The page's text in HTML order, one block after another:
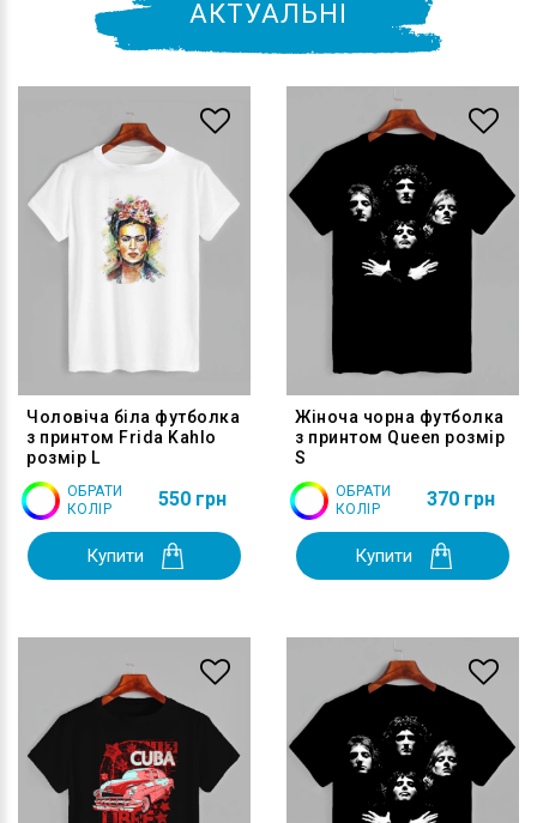
АКТУАЛЬНІ
Чоловіча біла футболка
з принтом Frida Kahlo
розмір L
ОБРАТИ
КОЛІР
550 грн
Купити
Жіноча чорна футболка
з принтом Queen розмір
S
ОБРАТИ
КОЛІР
370 грн
Купити